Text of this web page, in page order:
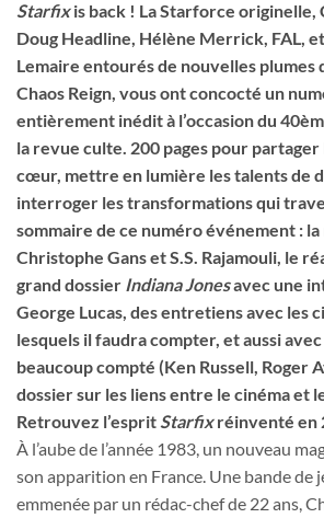
Starfixis back ! La Starforce originelle,
Doug Headline, Hélène Merrick, FAL,
Lemaire entourés de nouvelles plumes
Chaos Reign, vous ont concocté un
entièrement inédit à l’occasion du
la revue culte. 200 pages pour partager
cœur, mettre en lumière les talents de
interroger les transformations qui
sommaire de ce numéro événement :
Christophe Gans et S.S. Rajamouli, le
grand dossier Indiana Jonesavec une
George Lucas, des entretiens avec les
lesquels il faudra compter, et aussi
beaucoup compté (Ken Russell, Roger
dossier sur les liens entre le cinéma et
Retrouvez l’espritStarfixréinventé en
À l’aube de l’année 1983, un nouveau
son apparition en France. Une bande de
emmenée par un rédac-chef de 22 ans,